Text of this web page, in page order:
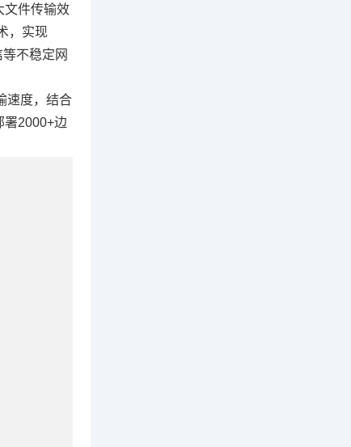
文件传输效
，实现
不稳定网
速度，结合
署2000+边